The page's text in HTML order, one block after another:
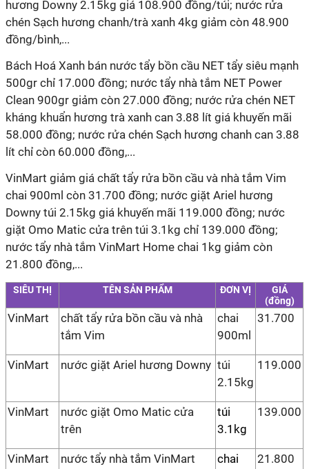
hương Downy 2.15kg giá 108.900 đồng/túi; nước rửa
chén Sạch hương chanh/trà xanh 4kg giảm còn 48.900
đồng/bình,...
Bách Hoá Xanh bán nước tẩy bồn cầu NET tẩy siêu mạnh
500gr chỉ 17.000 đồng; nước tẩy nhà tắm NET Power
Clean 900gr giảm còn 27.000 đồng; nước rửa chén NET
kháng khuẩn hương trà xanh can 3.88 lít giá khuyến mãi
58.000 đồng; nước rửa chén Sạch hương chanh can 3.88
lít chỉ còn 60.000 đồng,...
VinMart giảm giá chất tẩy rửa bồn cầu và nhà tắm Vim
chai 900ml còn 31.700 đồng; nước giặt Ariel hương
Downy túi 2.15kg giá khuyến mãi 119.000 đồng; nước
giặt Omo Matic cửa trên túi 3.1kg chỉ 139.000 đồng;
nước tẩy nhà tắm VinMart Home chai 1kg giảm còn
21.800 đồng,...
SIÊU THỊ TÊN SẢN PHẨM ĐƠN VỊ
GIÁ
(đồng)
VinMart
chất tẩy rửa bồn cầu và nhà
tắm Vim
chai
900ml
31.700
VinMart nước giặt Ariel hương Downy túi
2.15kg
119.000
VinMart
nước giặt Omo Matic cửa
trên
túi
3.1kg
139.000
VinMart nước tẩy nhà tắm VinMart chai 21.800